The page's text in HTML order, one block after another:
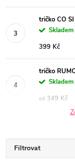
tričko CO
Skladem
399 Kč
tričko
Skladem
od 349 Kč
Filtrovat